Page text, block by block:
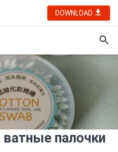
DOWNLOAD
палочки